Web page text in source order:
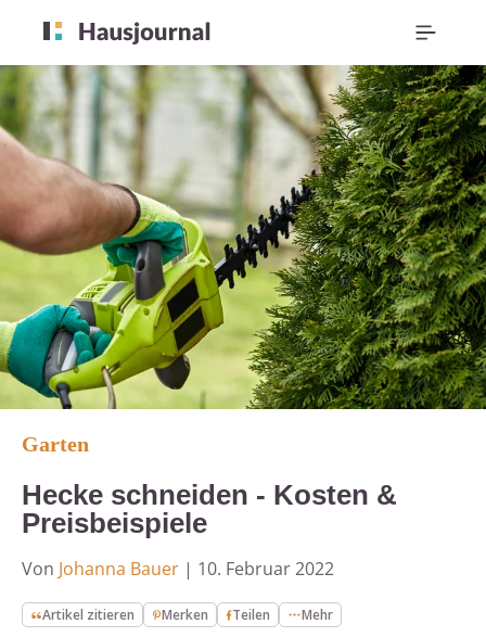
Garten
Hecke schneiden - Kosten &
Preisbeispiele
Von Johanna Bauer | 10. Februar 2022
Artikel zitieren Merken Teilen Mehr